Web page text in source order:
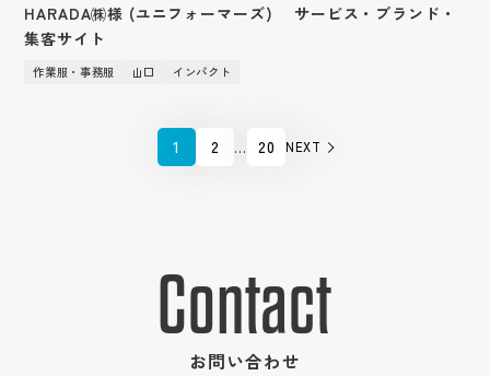
HARADA㈱様 (ユニフォーマーズ) サービス・ブランド・
集客サイト
作業服・事務服 山口 インパクト
1 2 … 20 NEXT
Contact
お問い合わせ